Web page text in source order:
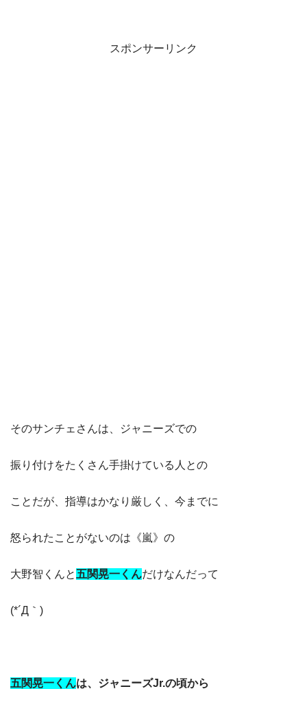
スポンサーリンク
そのサンチェさんは、ジャニーズでの
振り付けをたくさん手掛けている人との
ことだが、指導はかなり厳しく、今までに
怒られたことがないのは《嵐》の
大野智くんと 五関晃一くんだけなんだって
(*´Д｀)
五関晃一くんは、ジャニーズJr.の頃から